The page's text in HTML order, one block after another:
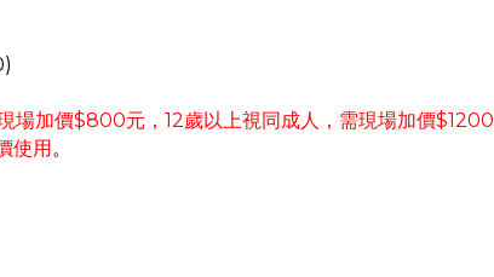
場加價$800元， 12歲以上視同成人，需現場加價$1200
使用 。